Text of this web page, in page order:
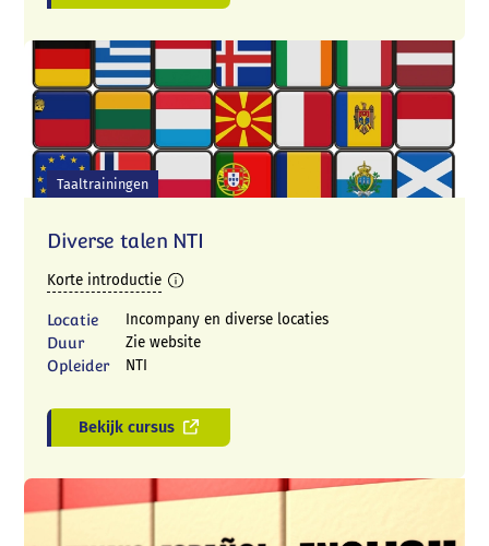
Taaltrainingen
Diverse talen NTI
Korte introductie
Locatie
Incompany en diverse locaties
Duur
Zie website
Opleider
NTI
Bekijk cursus